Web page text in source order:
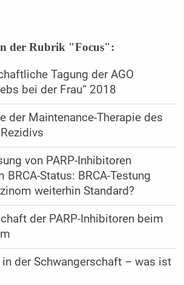
der Rubrik "Focus":
Tagung der AGO
bei der Frau“ 2018
der Maintenance-Therapie des
von PARP-Inhibitoren
BRCA-Status: BRCA-Testung
weiterhin Standard?
der PARP-Inhibitoren beim
der Schwangerschaft – was ist